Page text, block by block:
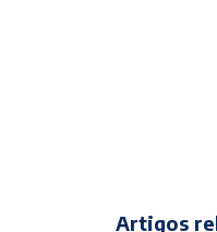
Artigos